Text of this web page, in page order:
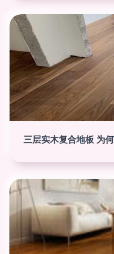
三层实木复合地板 为